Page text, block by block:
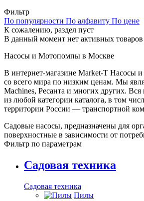
Фильтр
По популярности По алфавиту По цене
К сожалению, раздел пуст
В данный момент нет активных товаров
Насосы и Мотопомпы в Москве
В интернет-магазине Market-T Насосы
со всего мира по низким ценам. Мы
Machines, Ресанта и многих других.
из любой категории каталога, в том
территории России — транспортной
Садовые насосы, предназначены для
поверхностные в зависимости от
Фильтр по параметрам
Садовая техника
Садовая техника
Пилы